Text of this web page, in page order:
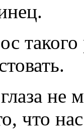
не
что